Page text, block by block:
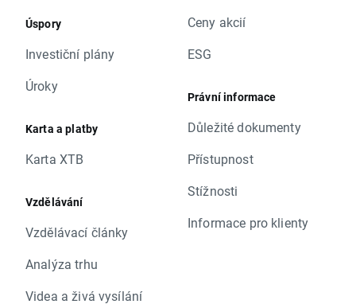
Úspory
Investiční plány
Úroky
Karta a platby
Karta XTB
Vzdělávání
Vzdělávací články
Analýza trhu
Videa a živá vysílání
Ceny akcií
ESG
Právní informace
Důležité dokumenty
Přístupnost
Stížnosti
Informace pro klienty